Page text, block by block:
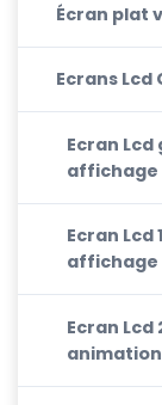
Écran plat
Ecrans Lcd
Ecran
affichage
Ecran Lcd
affichage
Ecran Lcd